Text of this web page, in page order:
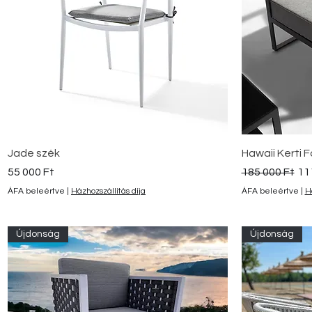
Jade szék
Ár
55 000 Ft
ÁFA beleértve Házhozszállítás díja
Hawaii Kerti
Szokásos ár
185 000 Ft
ÁFA beleértve
Újdonság Újdonság